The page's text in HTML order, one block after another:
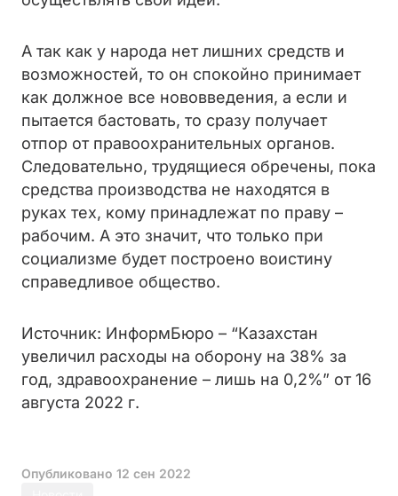
А так как у народа нет лишних средств и
возможностей, то он спокойно принимает
как должное все нововведения, а если и
пытается бастовать, то сразу получает
отпор от правоохранительных органов.
Следовательно, трудящиеся обречены, пока
средства производства не находятся в
руках тех, кому принадлежат по праву –
рабочим. А это значит, что только при
социализме будет построено воистину
справедливое общество.
Источник: ИнформБюро – “Казахстан
увеличил расходы на оборону на 38% за
год, здравоохранение – лишь на 0,2%” от 16
августа 2022 г.
Опубликовано 12 сен 2022